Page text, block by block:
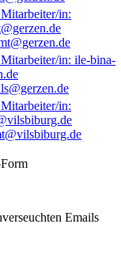
Emails